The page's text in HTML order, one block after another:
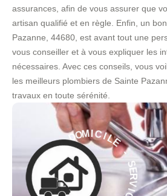
assurances, afin de vous assurer que
artisan qualifié et en règle. Enfin, un
Pazanne, 44680, est avant tout une
vous conseiller et à vous expliquer les
nécessaires. Avec ces conseils, vous
les meilleurs plombiers de Sainte
travaux en toute sérénité.
I
E
DO
MICILE -
S
E
R
V
I
C
E
À